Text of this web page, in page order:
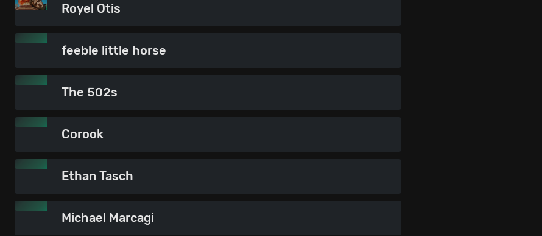
Royel Otis
feeble little horse
The 502s
Corook
Ethan Tasch
Michael Marcagi